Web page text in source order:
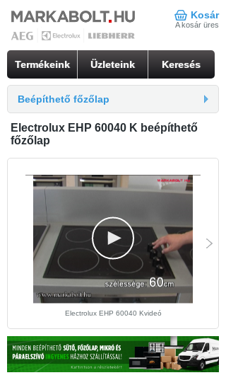
Kosár
A kosár üres
Termékeink Üzleteink Keresés
Beépíthető főzőlap
Electrolux EHP 60040 K beépíthető
főzőlap
Electrolux EHP 60040 Kvideó